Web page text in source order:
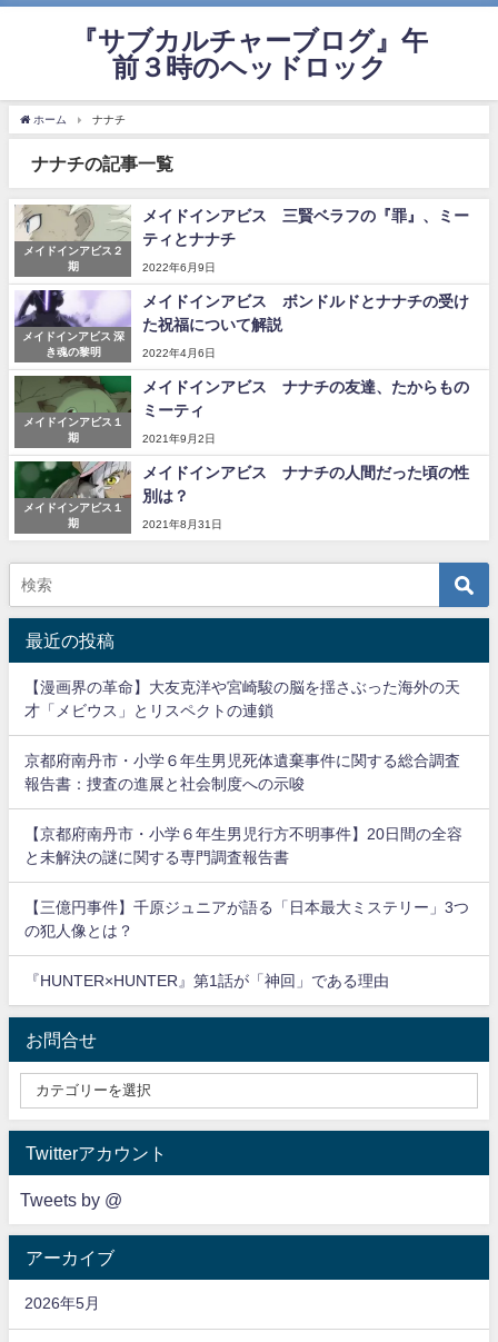
『サブカルチャーブログ』午
前３時のヘッドロック
ホーム ナナチ
ナナチの記事一覧
メイドインアビス２
期
メイドインアビス 三賢ベラフの『罪』、ミー
ティとナナチ
2022年6月9日
メイドインアビス 深
き魂の黎明
メイドインアビス ボンドルドとナナチの受け
た祝福について解説
2022年4月6日
メイドインアビス１
期
メイドインアビス ナナチの友達、たからもの
ミーティ
2021年9月2日
メイドインアビス１
期
メイドインアビス ナナチの人間だった頃の性
別は？
2021年8月31日
最近の投稿
【漫画界の革命】大友克洋や宮崎駿の脳を揺さぶった海外の天
才「メビウス」とリスペクトの連鎖
京都府南丹市・小学６年生男児死体遺棄事件に関する総合調査
報告書：捜査の進展と社会制度への示唆
【京都府南丹市・小学６年生男児行方不明事件】20日間の全容
と未解決の謎に関する専門調査報告書
【三億円事件】千原ジュニアが語る「日本最大ミステリー」3つ
の犯人像とは？
『HUNTER×HUNTER』第1話が「神回」である理由
お問合せ
Twitterアカウント
Tweets by @
アーカイブ
2026年5月